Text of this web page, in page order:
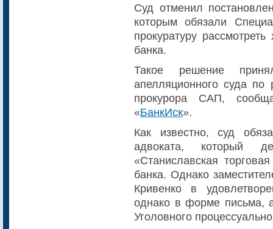
Суд отменил
которым обязали
прокуратуру
банка.
Такое решение
апелляционного суда по
прокурора САП,
«БанкИск».
Как известно, суд
адвоката, который
«Станиславская
банка. Однако
Кривенко в
однако в форме письма,
Уголовного